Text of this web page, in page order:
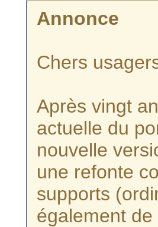
Annonce
Chers
Après vingt
actuelle du
nouvelle
une refonte
supports
également